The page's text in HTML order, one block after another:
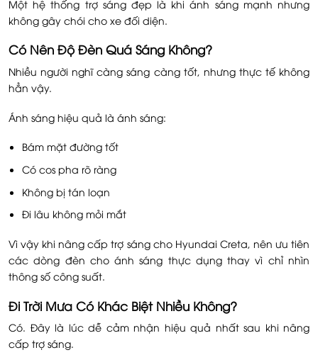
Một hệ thống trợ sáng đẹp là khi ánh sáng mạnh nhưng
không gây chói cho xe đối diện.
Có Nên Độ Đèn Quá Sáng Không?
Nhiều người nghĩ càng sáng càng tốt, nhưng thực tế không
hẳn vậy.
Ánh sáng hiệu quả là ánh sáng:
Bám mặt đường tốt
Có cos pha rõ ràng
Không bị tán loạn
Đi lâu không mỏi mắt
Vì vậy khi nâng cấp trợ sáng cho Hyundai Creta, nên ưu tiên
các dòng đèn cho ánh sáng thực dụng thay vì chỉ nhìn
thông số công suất.
Đi Trời Mưa Có Khác Biệt Nhiều Không?
Có. Đây là lúc dễ cảm nhận hiệu quả nhất sau khi nâng
cấp trợ sáng.